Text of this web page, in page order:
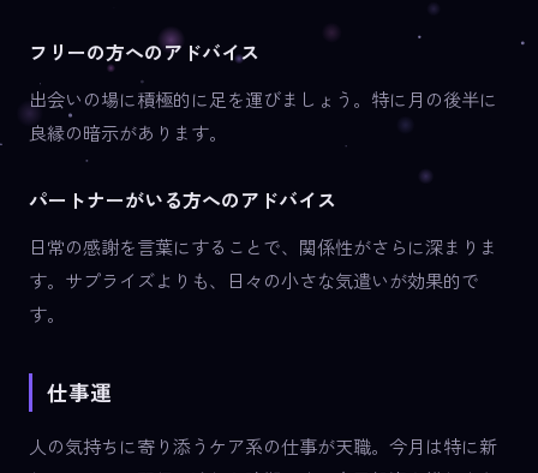
フリーの方へのアドバイス
出会いの場に積極的に足を運びましょう。特に月の後半に
良縁の暗示があります。
パートナーがいる方へのアドバイス
日常の感謝を言葉にすることで、関係性がさらに深まりま
す。サプライズよりも、日々の小さな気遣いが効果的で
す。
仕事運
人の気持ちに寄り添うケア系の仕事が天職。今月は特に新